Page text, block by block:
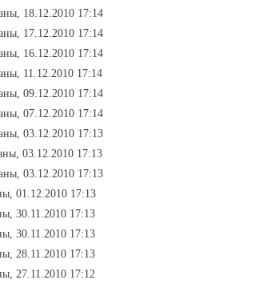
18.12.2010 17:14
17.12.2010 17:14
16.12.2010 17:14
11.12.2010 17:14
09.12.2010 17:14
07.12.2010 17:14
03.12.2010 17:13
03.12.2010 17:13
03.12.2010 17:13
01.12.2010 17:13
30.11.2010 17:13
30.11.2010 17:13
28.11.2010 17:13
27.11.2010 17:12